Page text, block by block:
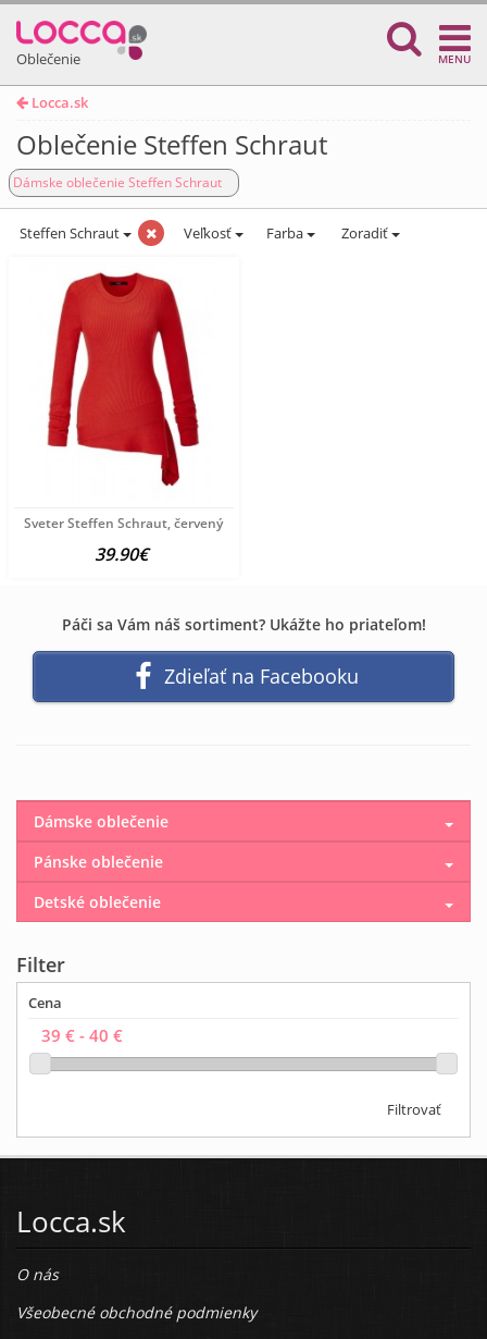
Oblečenie MENU
Locca.sk
Oblečenie Steffen Schraut
Dámske oblečenie Steffen Schraut
Steffen Schraut Veľkosť Farba Zoradiť
Sveter Steffen Schraut, červený
39.90€
Páči sa Vám náš sortiment? Ukážte ho priateľom!
Zdieľať na Facebooku
Dámske oblečenie
Pánske oblečenie
Detské oblečenie
Filter
Cena
Filtrovať
Locca.sk
O nás
Všeobecné obchodné podmienky